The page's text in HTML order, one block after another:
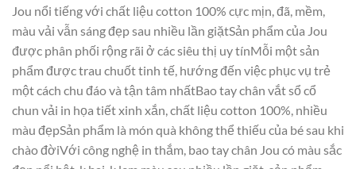
Jou nổi tiếng với chất liệu cotton 100% cực mịn, đã, mềm,
màu vải vẫn sáng đẹp sau nhiều lần giặtSản phẩm của Jou
được phân phối rộng rãi ở các siêu thị uy tínMỗi một sản
phẩm được trau chuốt tinh tế, hướng đến việc phục vụ trẻ
một cách chu đáo và tận tâm nhấtBao tay chân vắt sổ cổ
chun vải in họa tiết xinh xắn, chất liệu cotton 100%, nhiều
màu đẹpSản phẩm là món quà không thể thiếu của bé sau khi
chào đờiVới công nghệ in thắm, bao tay chân Jou có màu sắc